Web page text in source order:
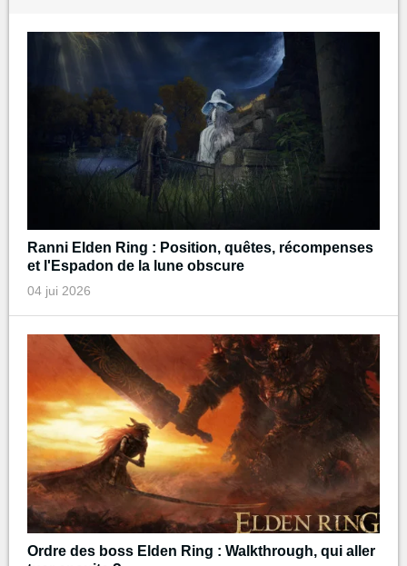
Ranni Elden Ring : Position, quêtes, récompenses
et l'Espadon de la lune obscure
04 jui 2026
Ordre des boss Elden Ring : Walkthrough, qui aller